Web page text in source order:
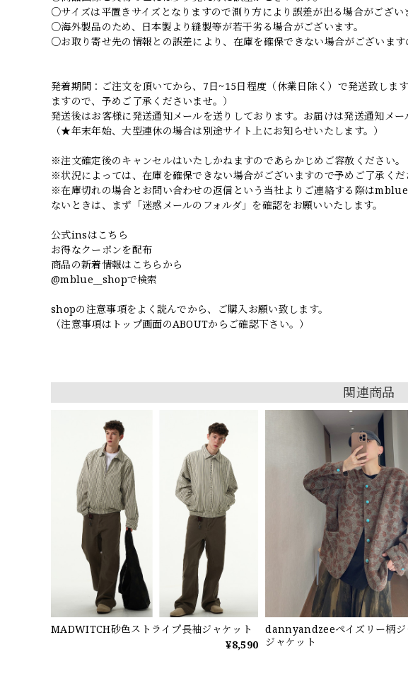
○サイズは平置きサイズとなりますので測り方により誤差が出る場合がござい
○海外製品のため、日本製より縫製等が若干劣る場合がございます。
○お取り寄せ先の情報との誤差により、在庫を確保できない場合がございます
発着期間：ご注文を頂いてから、7日~15日程度（休業日除く）で発送致しま
ますので、予めご了承くださいませ。）
発送後はお客様に発送通知メールを送りしております。お届けは発送通知メー
（★年末年始、大型連休の場合は別途サイト上にお知らせいたします。）
※注文確定後のキャンセルはいたしかねますのであらかじめご容赦ください。
※状況によっては、在庫を確保できない場合がございますので予めご了承くだ
※在庫切れの場合とお問い合わせの返信という当社よりご連絡する際は
ないときは、まず「迷惑メールのフォルダ」を確認をお願いいたします。
公式insはこちら
お得なクーポンを配布
商品の新着情報はこちらから
@mblue__shopで検索
shopの注意事項をよく読んでから、ご購入お願い致します。
（注意事項はトップ画面のABOUTからご確認下さい。）
関連商品
MADWITCH砂色ストライプ長袖ジャケット
¥8,590
dannyandzeeペイズリー柄ジ
ジャケット